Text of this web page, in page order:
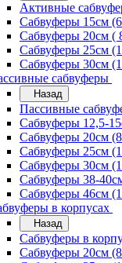
Активные
Сабвуферы 15см
Сабвуферы 20см (
Сабвуферы 25см
Сабвуферы 30см
сабвуферы
Назад
Пассивные
Сабвуферы 12,5-
Сабвуферы 20см
Сабвуферы 25см
Сабвуферы 30см
Сабвуферы 38-
Сабвуферы 46см
в корпусах
Назад
Сабвуферы в
Сабвуферы 20см